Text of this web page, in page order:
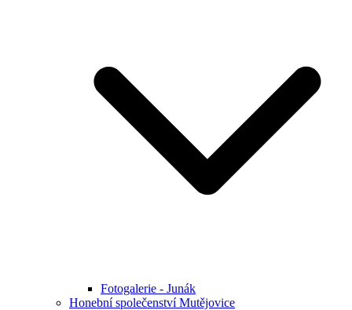
Fotogalerie - Junák
Honební společenství Mutějovice